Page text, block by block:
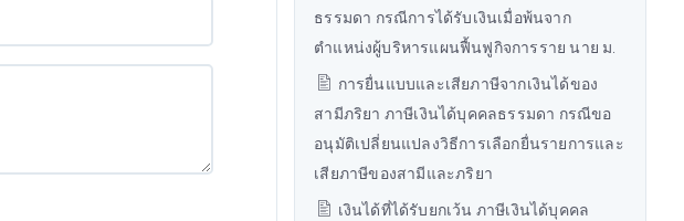
ธรรมดา กรณีการได้รับเงินเมื่อพ้นจาก
ตำแหน่งผู้บริหารแผนฟื้นฟูกิจการราย นาย ม.
การยื่นแบบและเสียภาษีจากเงินได้ของ
สามีภริยา ภาษีเงินได้บุคคลธรรมดา กรณีขอ
อนุมัติเปลี่ยนแปลงวิธีการเลือกยื่นรายการและ
เสียภาษีของสามีและภริยา
เงินได้ที่ได้รับยกเว้น ภาษีเงินได้บุคคล